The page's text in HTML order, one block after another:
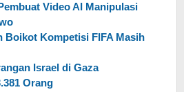
Video AI Manipulasi
Boikot Kompetisi FIFA Masih
Israel di Gaza
Orang